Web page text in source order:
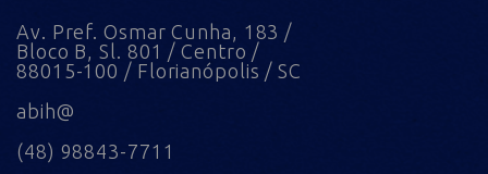
Av. Pref. Osmar Cunha, 183 /
Bloco B, Sl. 801 / Centro /
88015-100 / Florianópolis / SC
abih@
(48) 98843-7711